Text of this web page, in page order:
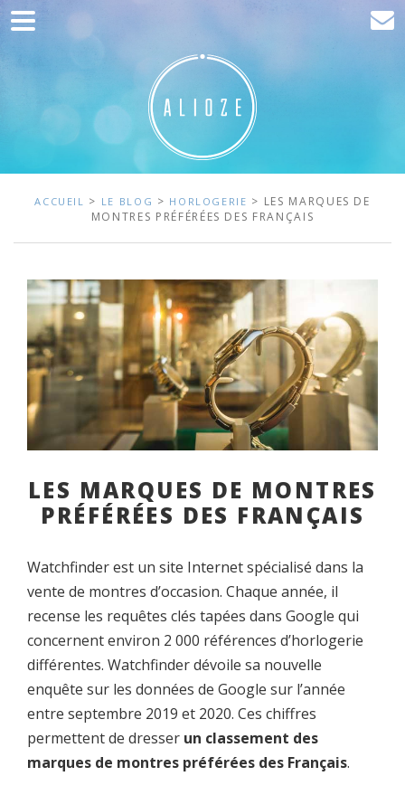
Accueil
Développement web
Acquisition de trafic
Clients
Blog
Contact
ACCUEIL > LE BLOG > HORLOGERIE > LES MARQUES DE
MONTRES PRÉFÉRÉES DES FRANÇAIS
LES MARQUES DE MONTRES
PRÉFÉRÉES DES FRANÇAIS
Watchfinder est un site Internet spécialisé dans la
vente de montres d’occasion. Chaque année, il
recense les requêtes clés tapées dans Google qui
concernent environ 2 000 références d’horlogerie
différentes. Watchfinder dévoile sa nouvelle
enquête sur les données de Google sur l’année
entre septembre 2019 et 2020. Ces chiffres
permettent de dresser un classement des
marques de montres préférées des Français.